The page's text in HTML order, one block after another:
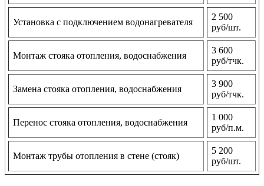
Установка с подключением водонагревателя
2 500
руб/шт.
Монтаж стояка отопления, водоснабжения
3 600
руб/тчк.
Замена стояка отопления, водоснабжения
3 900
руб/тчк.
Перенос стояка отопления, водоснабжения
1 000
руб/п.м.
Монтаж трубы отопления в стене (стояк)
5 200
руб/шт.